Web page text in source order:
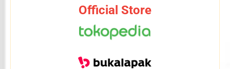
Official Store